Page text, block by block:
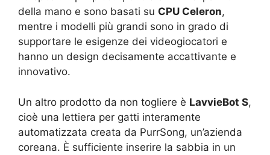
della mano e sono basati su CPU Celeron,
mentre i modelli più grandi sono in grado di
supportare le esigenze dei videogiocatori e
hanno un design decisamente accattivante e
innovativo.
Un altro prodotto da non togliere è LavvieBot S,
cioè una lettiera per gatti interamente
automatizzata creata da PurrSong, un’azienda
coreana. È sufficiente inserire la sabbia in un